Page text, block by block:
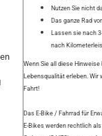
Nutzen Sie nicht
Das ganze Rad
Lassen sie nach
nach
Wenn Sie all diese
Lebensqualität erleben. Wir
Fahrt!
Das E-Bike / Fahrrad für
E-Bikes werden rechtlich